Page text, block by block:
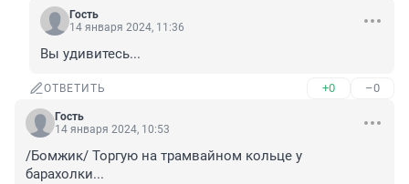
Гость
14 января 2024, 11:36
Вы удивитесь...
ОТВЕТИТЬ +0 –0
Гость
14 января 2024, 10:53
/Бомжик/ Торгую на трамвайном кольце у
барахолки...